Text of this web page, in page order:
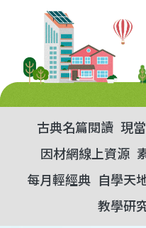
古典名篇閱讀 現
因材網線上資源
每月輕經典 自學天
教學研